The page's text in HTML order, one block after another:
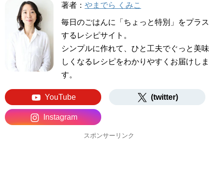
著者： やまでら くみこ
毎日のごはんに「ちょっと特別」をプラス
するレシピサイト。
シンプルに作れて、ひと工夫でぐっと美味
しくなるレシピをわかりやすくお届けしま
す。
YouTube (twitter)
Instagram
スポンサーリンク